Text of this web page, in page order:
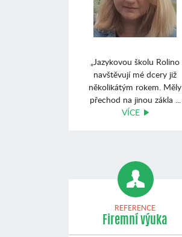
„Jazykovou školu Rolino
navštĕvují mé dcery již
nĕkolikátým rokem. Mĕly
přechod na jinou zákla ...
VÍCE
REFERENCE
Firemní výuka